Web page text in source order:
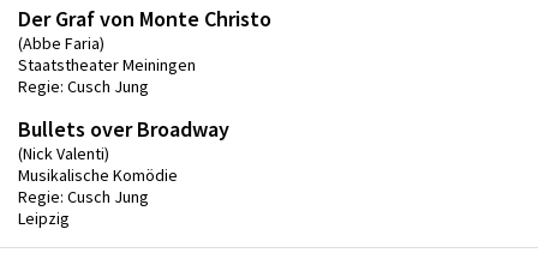
Der Graf von Monte Christo
(Abbe Faria)
Staatstheater Meiningen
Regie: Cusch Jung
Bullets over Broadway
(Nick Valenti)
Musikalische Komödie
Regie: Cusch Jung
Leipzig